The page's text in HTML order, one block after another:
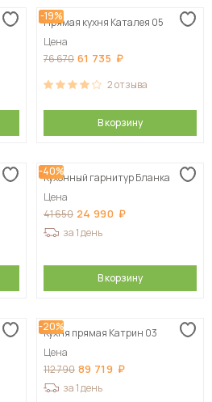
-19%
Прямая кухня Каталея 05
Цена
76 670 61 735
2отзыва
В корзину
-40%
Кухонный гарнитур Бланка
Цена
41 650 24 990
за 1 день
В корзину
-20%
Кухня прямая Катрин 03
Цена
112 790 89 719
за 1 день